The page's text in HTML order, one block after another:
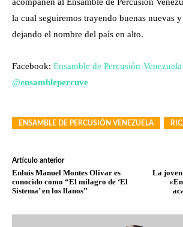
la cual seguiremos trayendo buenas nuevas
dejando el nombre del país en alto.
Facebook: Ensamble de Percusión-Venezuela
@ensamblepercuve
ENSAMBLE DE PERCUSIÓN VENEZUELA
Artículo anterior
Enluis Manuel Montes Olivar es
conocido como “El milagro de ‘El
Sistema’ en los llanos”
La